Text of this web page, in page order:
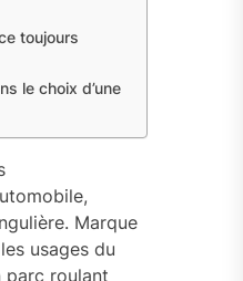
toujours
le choix d’une
Marque
usages du
parc roulant